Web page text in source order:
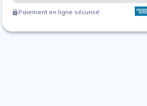
Paiement en ligne sécurisé